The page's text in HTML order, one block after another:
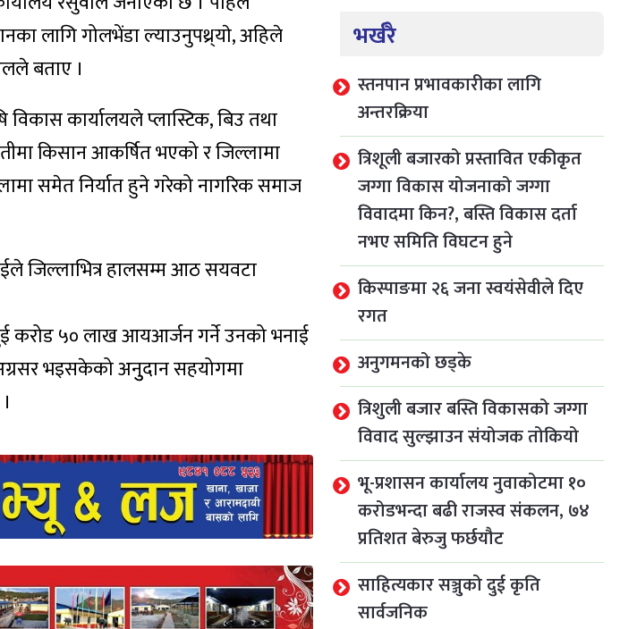
लागि गोलभेंडा ल्याउनुपथ्र्याे, अहिले
बताए ।
कार्यालयले प्लास्टिक, बिउ तथा
किसान आकर्षित भएको र जिल्लामा
समेत निर्यात हुने गरेको नागरिक समाज
जिल्लाभित्र हालसम्म आठ सयवटा
करोड ५० लाख आयआर्जन गर्ने उनको भनाई
भइसकेको अनुुदान सहयोगमा
भर्खरै
स्तनपान प्रभावकारीका लागि
अन्तरक्रिया
त्रिशूली बजारको प्रस्तावित एकीकृत
जग्गा विकास योजनाको जग्गा
विवादमा किन?, बस्ति विकास दर्ता
नभए समिति विघटन हुने
किस्पाङमा २६ जना स्वयंसेवीले दिए
रगत
अनुगमनको छड्के
त्रिशुली बजार बस्ति विकासको जग्गा
विवाद सुल्झाउन संयोजक तोकियो
भू-प्रशासन कार्यालय नुवाकोटमा १०
करोडभन्दा बढी राजस्व संकलन, ७४
प्रतिशत बेरुजु फर्छयौट
साहित्यकार सञ्जुको दुई कृति
सार्वजनिक